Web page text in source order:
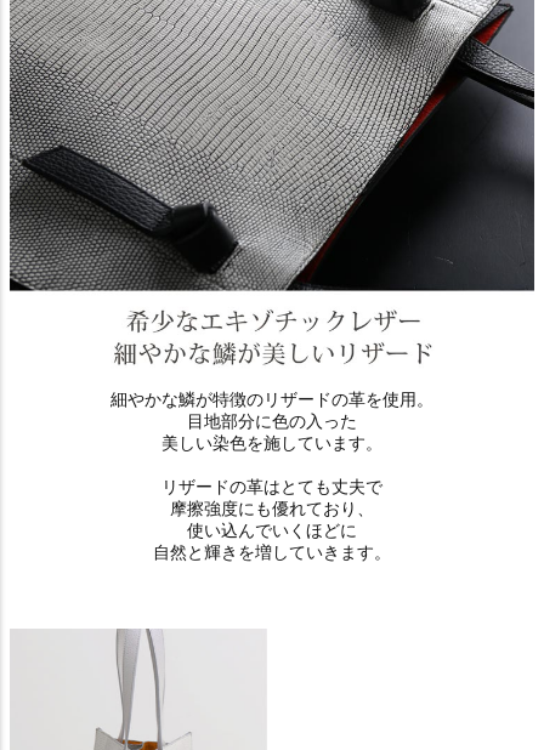
細やかな鱗が特徴のリザードの革を使用。
目地部分に色の入った
美しい染色を施しています。
リザードの革はとても丈夫で
摩擦強度にも優れており、
使い込んでいくほどに
自然と輝きを増していきます。